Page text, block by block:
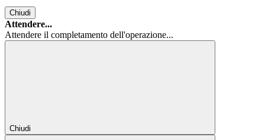
Chiudi
Attendere...
Attendere il completamento dell'operazione...
Chiudi